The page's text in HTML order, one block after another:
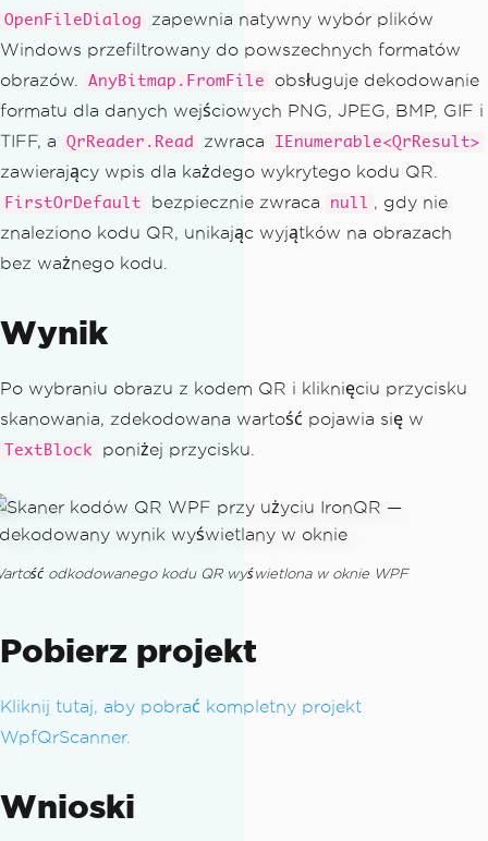
if ShowDialog true )
var imageSource = dialog.FileName ;
// Load the image into IronQR
imageSource
// Load the asset into QrImageInpu
t
QrReader reader = new QrReader();
dded QR Codes
ader.Read (imageInput);
firstResult results
Text
null
lt .Value
:
OpenFileDialog
zapewnia natywny wybór plików
Windows przefiltrowany do powszechnych formatów
obrazów.
AnyBitmap.FromFile
obsługuje dekodowanie
formatu dla danych wejściowych PNG, JPEG, BMP, GIF i
TIFF, a
QrReader.Read zwraca IEnumerable<QrResult>
zawierający wpis dla każdego wykrytego kodu QR.
FirstOrDefault bezpiecznie zwraca null
, gdy nie
znaleziono kodu QR, unikając wyjątków na obrazach
bez ważnego kodu.
Wynik
Po wybraniu obrazu z kodem QR i kliknięciu przycisku
skanowania, zdekodowana wartość pojawia się w
TextBlock poniżej przycisku.
odkodowanego kodu QR wyświetlona w oknie WPF
Pobierz projekt
Kliknij tutaj, aby pobrać kompletny projekt
WpfQrScanner.
Wnioski